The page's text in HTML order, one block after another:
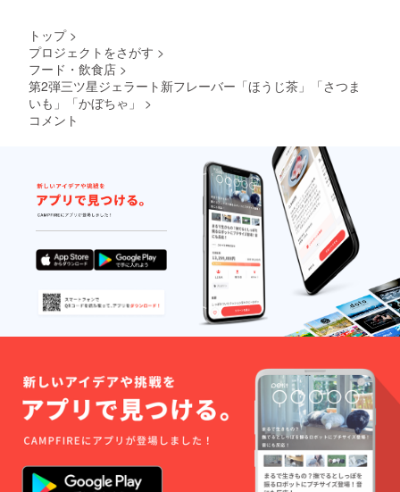
ルや注
い。」
（安納
芋）、
物表
示、ア
レル
ギー表
示：大
豆 「原
材料及
び添加
物等の
食品表
示はお
届け商
品のラ
ベルに
れま
す。 商
品開封
前には
必ずお
届けの
リター
ンに貼
付され
トップ >
プロジェクトをさがす >
フード・飲食店 >
第2弾三ツ星ジェラート新フレーバー「ほうじ茶」「さつま
いも」「かぼちゃ」
>
コメント